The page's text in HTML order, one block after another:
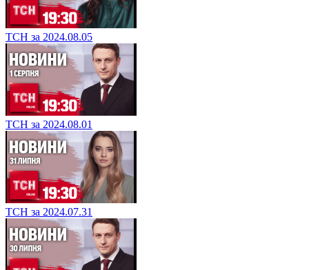
ТСН за 2024.08.05
ТСН за 2024.08.01
ТСН за 2024.07.31